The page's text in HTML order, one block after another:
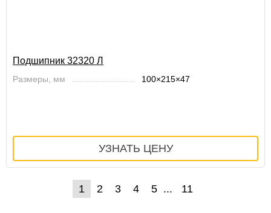
Подшипник 32320 Л
Размеры, мм 100×215×47
1 2 3 4 5 11